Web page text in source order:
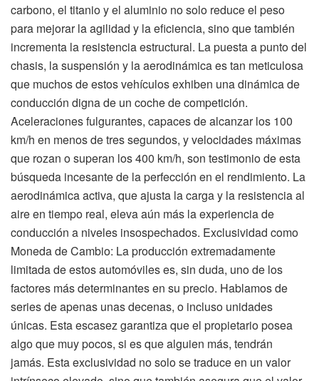
carbono, el titanio y el aluminio no solo reduce el peso
para mejorar la agilidad y la eficiencia, sino que también
incrementa la resistencia estructural. La puesta a punto del
chasis, la suspensión y la aerodinámica es tan meticulosa
que muchos de estos vehículos exhiben una dinámica de
conducción digna de un coche de competición.
Aceleraciones fulgurantes, capaces de alcanzar los 100
km/h en menos de tres segundos, y velocidades máximas
que rozan o superan los 400 km/h, son testimonio de esta
búsqueda incesante de la perfección en el rendimiento. La
aerodinámica activa, que ajusta la carga y la resistencia al
aire en tiempo real, eleva aún más la experiencia de
conducción a niveles insospechados. Exclusividad como
Moneda de Cambio: La producción extremadamente
limitada de estos automóviles es, sin duda, uno de los
factores más determinantes en su precio. Hablamos de
series de apenas unas decenas, o incluso unidades
únicas. Esta escasez garantiza que el propietario posea
algo que muy pocos, si es que alguien más, tendrán
jamás. Esta exclusividad no solo se traduce en un valor